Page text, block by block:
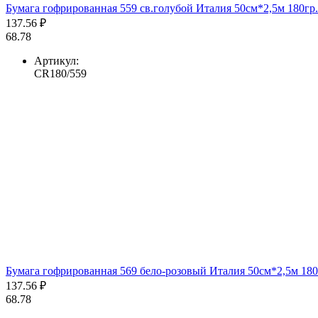
Бумага гофрированная 559 св.голубой Италия 50см*2,5м
137.56 ₽
68.78
Артикул:
CR180/559
Бумага гофрированная 569 бело-розовый Италия 50см*2,5м
137.56 ₽
68.78